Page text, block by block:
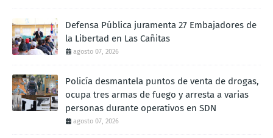
Defensa Pública juramenta 27 Embajadores de
la Libertad en Las Cañitas
agosto 07, 2026
Policía desmantela puntos de venta de drogas,
ocupa tres armas de fuego y arresta a varias
personas durante operativos en SDN
agosto 07, 2026